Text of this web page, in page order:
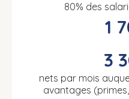
80% des
1
3
nets par mois
avantages